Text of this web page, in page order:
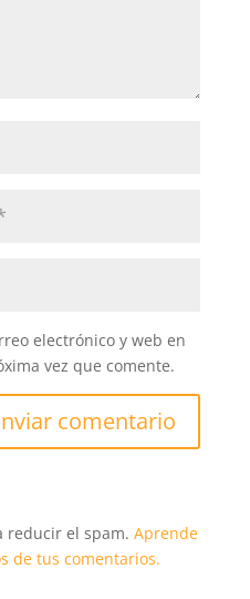
electrónico y web en
vez que comente.
reducir el spam. Aprende
de tus comentarios.